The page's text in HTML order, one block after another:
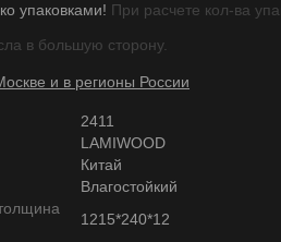
упаковками! При расчете кол-ва
в большую сторону.
и в регионы России
2411
LAMIWOOD
Китай
Влагостойкий
1215*240*12